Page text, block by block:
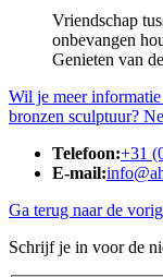
Vriendschap
onbevangen
Genieten van
Wil je meer
bronzen sculptuur?
Telefoon:+31
E-mail:
Ga terug naar de
Schrijf je in voor de